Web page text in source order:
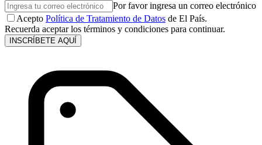
Por favor ingresa un correo electrónico
Acepto Política de Tratamiento de Datos de El País.
Recuerda aceptar los términos y condiciones para continuar.
INSCRÍBETE AQUÍ